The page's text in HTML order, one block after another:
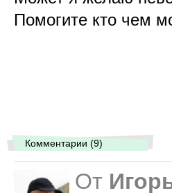
Помогите кто чем
Комментарии (9)
От